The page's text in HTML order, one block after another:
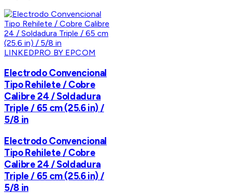
LINKEDPRO BY EPCOM
Electrodo Convencional
Tipo Rehilete / Cobre
Calibre 24 / Soldadura
Triple / 65 cm (25.6 in) /
5/8 in
Electrodo Convencional
Tipo Rehilete / Cobre
Calibre 24 / Soldadura
Triple / 65 cm (25.6 in) /
5/8 in